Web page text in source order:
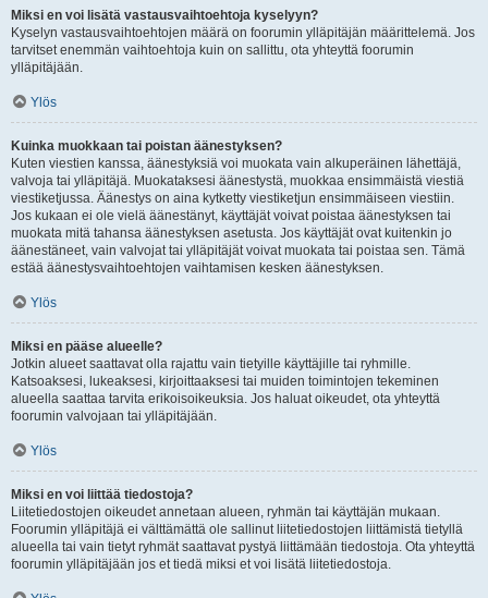
Miksi en voi lisätä vastausvaihtoehtoja kyselyyn?
Kyselyn vastausvaihtoehtojen määrä on foorumin ylläpitäjän määrittelemä. Jos
tarvitset enemmän vaihtoehtoja kuin on sallittu, ota yhteyttä foorumin
ylläpitäjään.
Ylös
Kuinka muokkaan tai poistan äänestyksen?
Kuten viestien kanssa, äänestyksiä voi muokata vain alkuperäinen lähettäjä,
valvoja tai ylläpitäjä. Muokataksesi äänestystä, muokkaa ensimmäistä viestiä
viestiketjussa. Äänestys on aina kytketty viestiketjun ensimmäiseen viestiin.
Jos kukaan ei ole vielä äänestänyt, käyttäjät voivat poistaa äänestyksen tai
muokata mitä tahansa äänestyksen asetusta. Jos käyttäjät ovat kuitenkin jo
äänestäneet, vain valvojat tai ylläpitäjät voivat muokata tai poistaa sen. Tämä
estää äänestysvaihtoehtojen vaihtamisen kesken äänestyksen.
Ylös
Miksi en pääse alueelle?
Jotkin alueet saattavat olla rajattu vain tietyille käyttäjille tai ryhmille.
Katsoaksesi, lukeaksesi, kirjoittaaksesi tai muiden toimintojen tekeminen
alueella saattaa tarvita erikoisoikeuksia. Jos haluat oikeudet, ota yhteyttä
foorumin valvojaan tai ylläpitäjään.
Ylös
Miksi en voi liittää tiedostoja?
Liitetiedostojen oikeudet annetaan alueen, ryhmän tai käyttäjän mukaan.
Foorumin ylläpitäjä ei välttämättä ole sallinut liitetiedostojen liittämistä tietyllä
alueella tai vain tietyt ryhmät saattavat pystyä liittämään tiedostoja. Ota yhteyttä
foorumin ylläpitäjään jos et tiedä miksi et voi lisätä liitetiedostoja.